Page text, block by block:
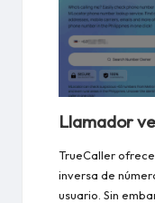
Llamador
TrueCaller
inversa de
usuario. Sin